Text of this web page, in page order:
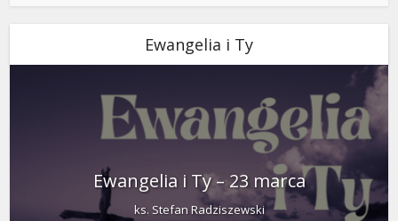
Ewangelia i Ty
Ewangelia i Ty – 23 marca
ks. Stefan Radziszewski